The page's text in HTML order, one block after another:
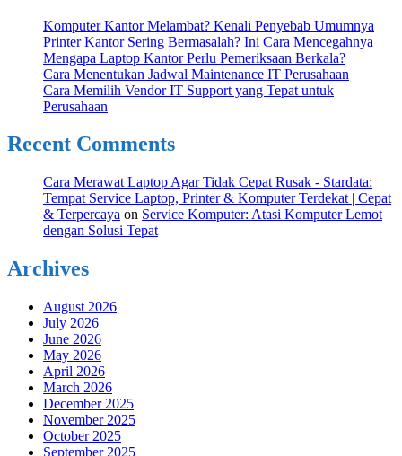
Komputer Kantor Melambat? Kenali Penyebab Umumnya
Printer Kantor Sering Bermasalah? Ini Cara Mencegahnya
Mengapa Laptop Kantor Perlu Pemeriksaan Berkala?
Cara Menentukan Jadwal Maintenance IT Perusahaan
Cara Memilih Vendor IT Support yang Tepat untuk
Perusahaan
Recent Comments
Cara Merawat Laptop Agar Tidak Cepat Rusak - Stardata:
Tempat Service Laptop, Printer & Komputer Terdekat | Cepat
& Terpercaya on Service Komputer: Atasi Komputer Lemot
dengan Solusi Tepat
Archives
August 2026
July 2026
June 2026
May 2026
April 2026
March 2026
December 2025
November 2025
October 2025
September 2025